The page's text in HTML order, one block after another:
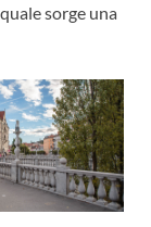
sorge una